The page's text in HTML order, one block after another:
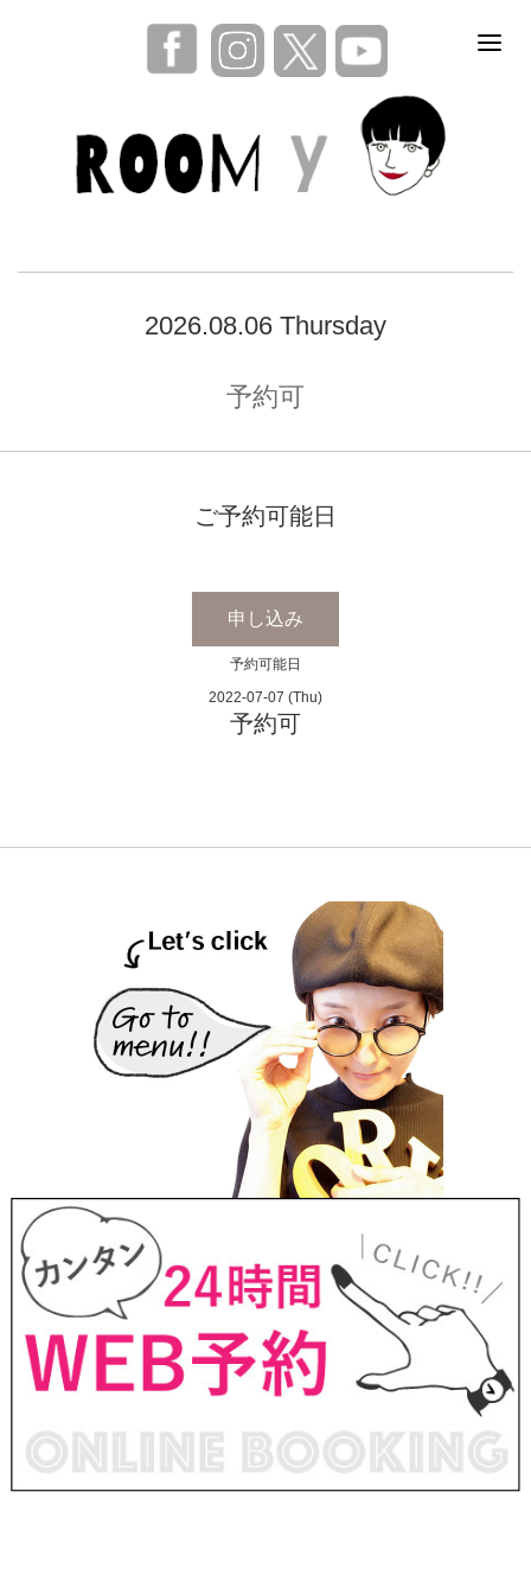
2026.08.06 Thursday
予約可
ご予約可能日
申し込み
予約可能日
2022-07-07 (Thu)
予約可